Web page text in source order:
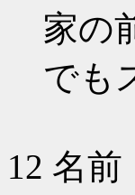
家の
でも
12 名前